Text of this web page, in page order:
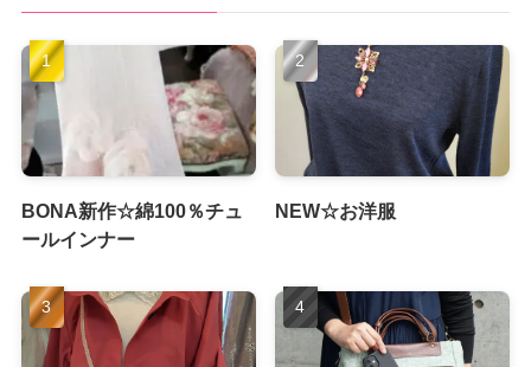
BONA新作☆綿100％チュ
ールインナー
NEW☆お洋服